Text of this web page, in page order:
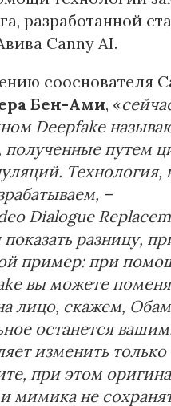
разработанной
Canny AI.
сооснователя
Бен-Ами, «
Deepfake
полученные путем
Технология,
–
Dialogue
разницу,
пример: при
вы можете
лицо, скажем,
останется
изменить
при этом
мимика не